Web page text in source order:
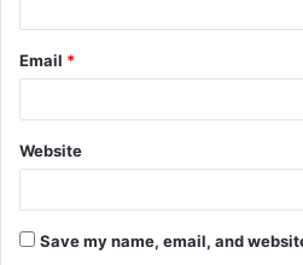
Email *
Website
Save my name, email, and